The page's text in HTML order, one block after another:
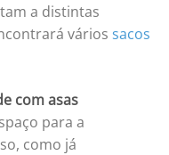
a distintas
vários sacos
com asas
para a
como já